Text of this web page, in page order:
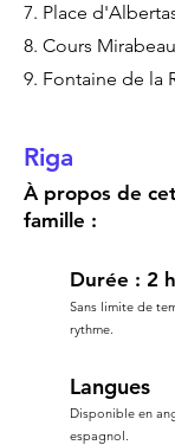
7. Place
8. Cours Mirabeau
9. Fontaine de la
Riga
À propos de
famille :
Durée : 2
Sans limite de
rythme.
Langues
Disponible en
espagnol.